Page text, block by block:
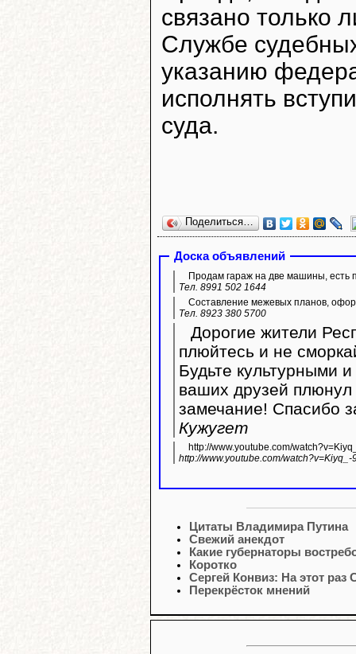
связано только
Службе
указанию
исполнять
суда.
Поделиться…
Доска объявлений
Продам гараж на две машины, есть
Тел. 8991 502 1644
Составление межевых планов,
Тел. 8923 380 5700
Дорогие жители
плюйтесь и не
Будьте культурными
ваших друзей
замечание! Спасибо
Кужугет
http://www.youtube.com/
http://www.youtube.com/watch?v=Kiyq_-
Цитаты Владимира Путина
Свежий анекдот
Какие губернаторы
Коротко
Сергей Конвиз: На этот
Перекрёсток мнений